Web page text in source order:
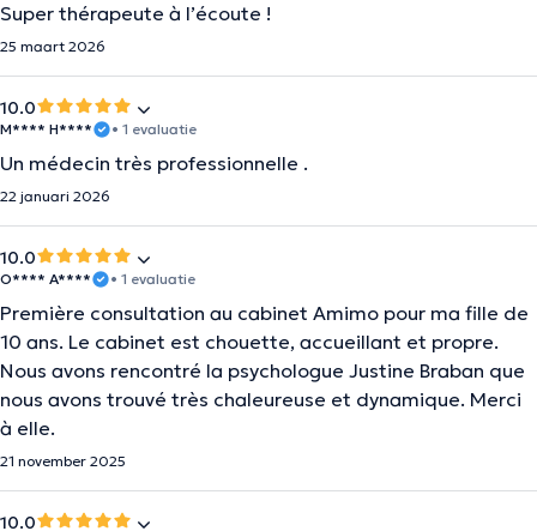
Super thérapeute à l’écoute !
25 maart 2026
10.0
M**** H**** • 1 evaluatie
Un médecin très professionnelle .
22 januari 2026
10.0
O**** A**** • 1 evaluatie
Première consultation au cabinet Amimo pour ma fille de
10 ans. Le cabinet est chouette, accueillant et propre.
Nous avons rencontré la psychologue Justine Braban que
nous avons trouvé très chaleureuse et dynamique. Merci
à elle.
21 november 2025
10.0